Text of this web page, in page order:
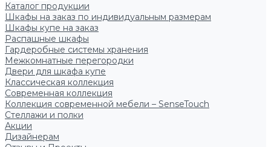
Каталог продукции
Шкафы на заказ по индивидуальным размерам
Шкафы купе на заказ
Распашные шкафы
Гардеробные системы хранения
Межкомнатные перегородки
Двери для шкафа купе
Классическая коллекция
Современная коллекция
Коллекция современной мебели – SenseTouch
Стеллажи и полки
Акции
Дизайнерам